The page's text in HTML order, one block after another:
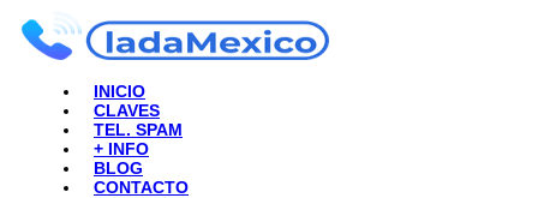
INICIO
CLAVES
TEL. SPAM
+ INFO
BLOG
CONTACTO